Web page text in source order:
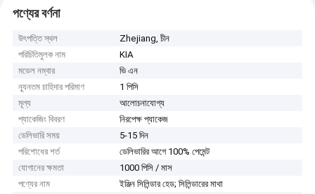
পণ্যের বর্ণনা
উৎপত্তি স্থল
Zhejiang, চীন
পরিচিতিমুলক নাম
KIA
মডেল নম্বার
ভি এন
ন্যূনতম চাহিদার পরিমাণ
1 পিসি
মূল্য
আলোচনাযোগ্য
প্যাকেজিং বিবরণ
নিরপেক্ষ প্যাকেজ
ডেলিভারি সময়
5-15 দিন
পরিশোধের শর্ত
ডেলিভারির আগে 100% পেমেন্ট
যোগানের ক্ষমতা
1000 পিসি / মাস
পণ্যের নাম
ইঞ্জিন সিলিন্ডার হেড; সিলিন্ডারের মাথা